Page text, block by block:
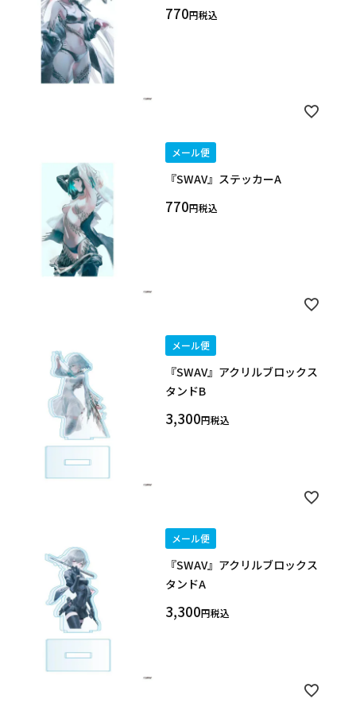
770 税込
メール便
『SWAV』ステッカーA
770 税込
メール便
『SWAV』アクリルブロックス
タンドB
3,300 税込
メール便
『SWAV』アクリルブロックス
タンドA
3,300 税込